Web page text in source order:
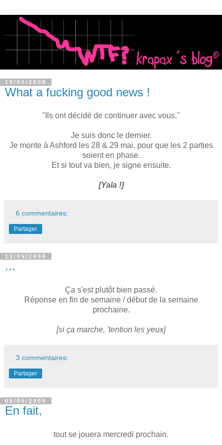
19/05/2009
What a fucking good news !
"Ils ont décidé de continuer avec vous."
Je suis donc le dernier.
Je monte à Ashford les 28 & 29 mai, pour que les 2 parties
soient en phase.
Et si tout va bien, je signe ensuite.
[Yala !]
6 commentaires:
Partager
13/05/2009
...
Ça s'est plutôt bien passé.
Réponse en fin de semaine / début de la semaine
prochaine.
[si ça marche, 'tention les yeux]
3 commentaires:
Partager
05/05/2009
En fait,
tout se jouera mercredi prochain.